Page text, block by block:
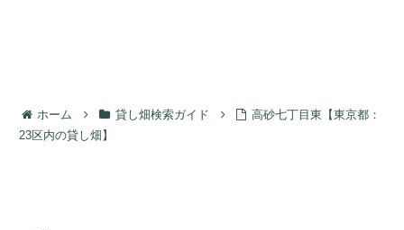
ホーム 貸し畑検索ガイド
高砂七丁目東【東京都：
23区内の貸し畑】